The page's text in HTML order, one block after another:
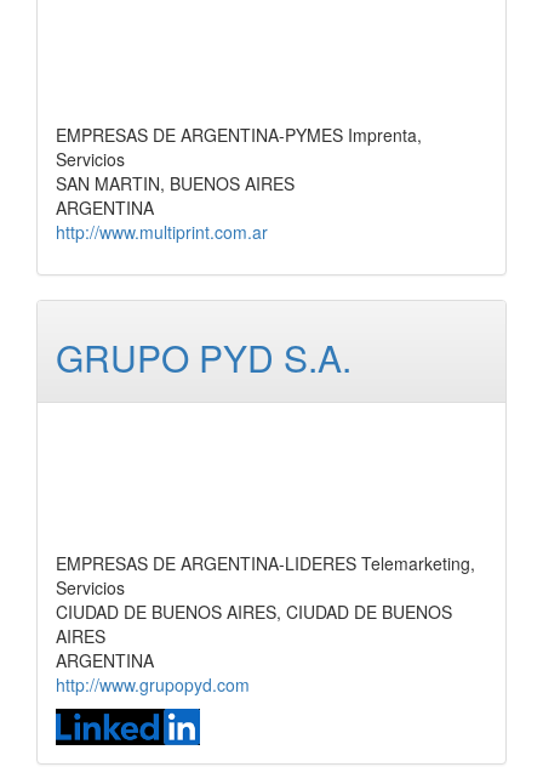
EMPRESAS DE ARGENTINA-PYMES Imprenta,
Servicios
SAN MARTIN, BUENOS AIRES
ARGENTINA
http://www.multiprint.com.ar
GRUPO PYD S.A.
EMPRESAS DE ARGENTINA-LIDERES Telemarketing,
Servicios
CIUDAD DE BUENOS AIRES, CIUDAD DE BUENOS
AIRES
ARGENTINA
http://www.grupopyd.com